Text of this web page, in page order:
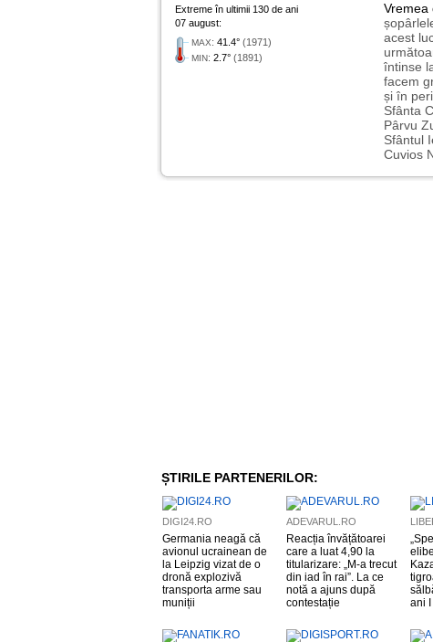
Extreme în ultimii 130 de ani
07 august:
MAX: 41.4° (1971)
MIN: 2.7° (1891)
Vremea
acest
întinse
facem
și în
Sfânta
Pârvu
Sfântul
Cuvios
ȘTIRILE PARTENERILOR:
DIGI24.RO
Germania neagă că
avionul ucrainean de
la Leipzig vizat de o
dronă explozivă
transporta arme sau
muniții
ADEVARUL.RO
Reacția învățătoarei
care a luat 4,90 la
titularizare: „M-a trecut
din iad în rai”. La ce
notă a ajuns după
contestație
ani I